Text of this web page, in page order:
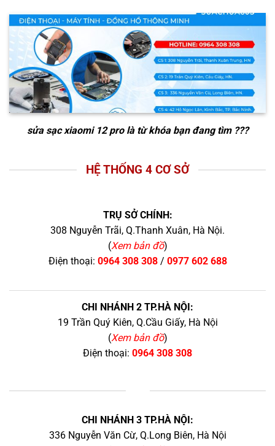
sửa sạc xiaomi 12 prolà từ khóa bạn đang tìm ???
HỆ THỐNG 4 CƠ SỞ
TRỤ SỞ CHÍNH:
308 Nguyễn Trãi, Q.Thanh Xuân, Hà Nội.
(Xem bản đồ)
Điện thoại: 0964 308 308/ 0977 602 688
CHI NHÁNH 2 TP.HÀ NỘI:
19 Trần Quý Kiên, Q.Cầu Giấy, Hà Nội
(Xem bản đồ)
Điện thoại: 0964 308 308
CHI NHÁNH 3 TP.HÀ NỘI:
336 Nguyễn Văn Cừ, Q.Long Biên, Hà Nội